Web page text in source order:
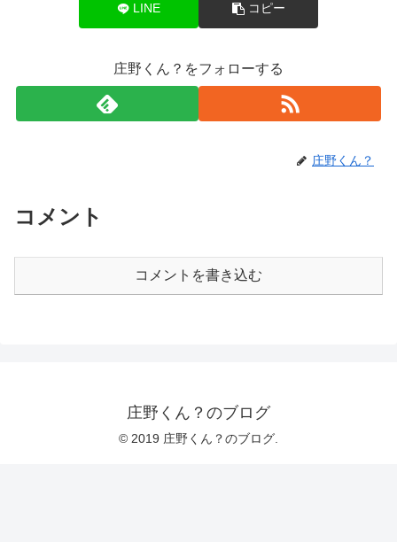
LINE コピー
庄野くん？をフォローする
庄野くん？
コメント
コメントを書き込む
庄野くん？のブログ
© 2019 庄野くん？のブログ.